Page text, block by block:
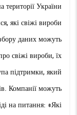
території України.
які свіжі вироби
даних можуть
свіжі вироби, їх
підтримки, який
Компанії можуть
на питання: «Які